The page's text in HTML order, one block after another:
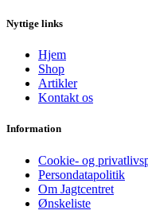
Nyttige links
Hjem
Shop
Artikler
Kontakt os
Information
Cookie- og
Persondatapolitik
Om Jagtcentret
Ønskeliste